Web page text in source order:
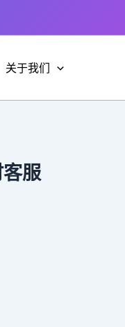
关于我们
服